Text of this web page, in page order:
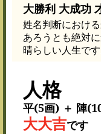
大勝利 大成功
姓名判断におけ
あろうとも絶対
晴らしい人生です
人格
平(5画) ＋ 陣
大大吉です